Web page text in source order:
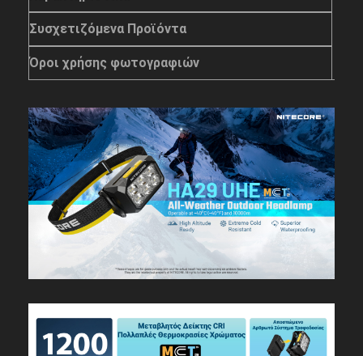
Συσχετιζόμενα Προϊόντα
Όροι χρήσης φωτογραφιών